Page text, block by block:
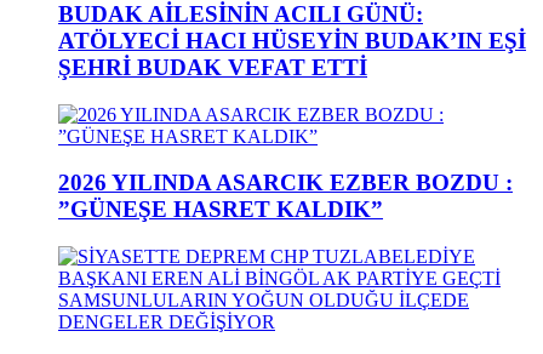
BUDAK AİLESİNİN ACILI GÜNÜ:
ATÖLYECİ HACI HÜSEYİN BUDAK’IN EŞİ
ŞEHRİ BUDAK VEFAT ETTİ
2026 YILINDA ASARCIK EZBER BOZDU :
”GÜNEŞE HASRET KALDIK”